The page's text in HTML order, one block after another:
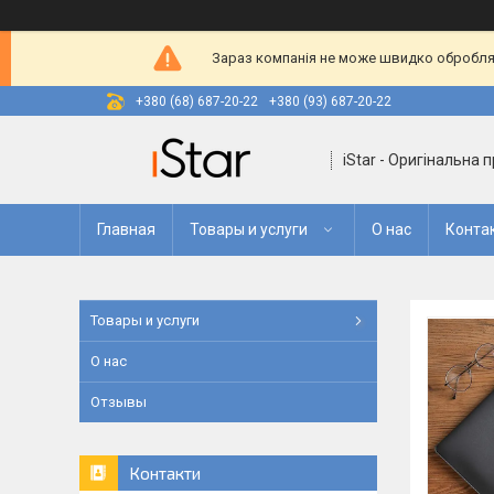
Зараз компанія не може швидко
+380 (68) 687-20-22 +380 (93) 687-20-22
iStar - Оригінальна
Главная Товары и услуги О нас
Товары и услуги
О нас
Отзывы
Контакти